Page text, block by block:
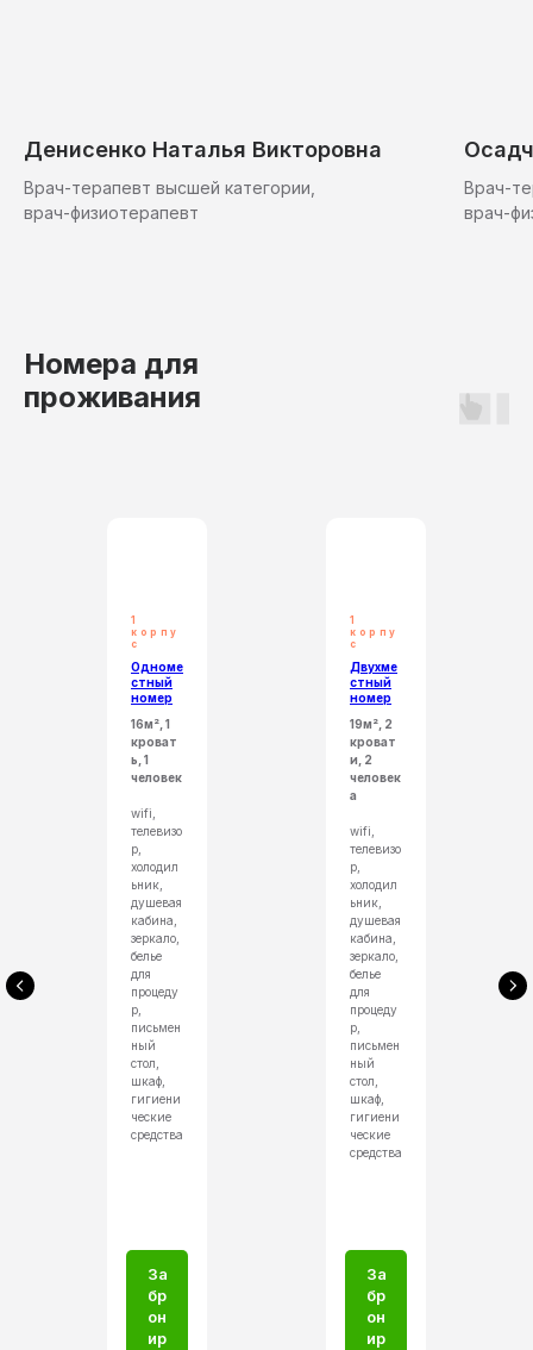
Денисенко Наталья Викторовна
Врач-терапевт высшей категории,
врач-физиотерапевт
Врач-
врач-
Номера для
проживания
1
корпу
с
Одноме
стный
номер
16м², 1
кроват
ь, 1
человек
wifi,
телевизо
р,
холодил
ьник,
душевая
кабина,
зеркало,
белье
для
процеду
р,
письмен
ный
стол,
шкаф,
гигиени
ческие
средства
За
бр
он
ир
1
корпу
с
Двухме
стный
номер
19м², 2
кроват
и, 2
человек
а
wifi,
телевизо
р,
холодил
ьник,
душевая
кабина,
зеркало,
белье
для
процеду
р,
письмен
ный
стол,
шкаф,
гигиени
ческие
средства
За
бр
он
ир